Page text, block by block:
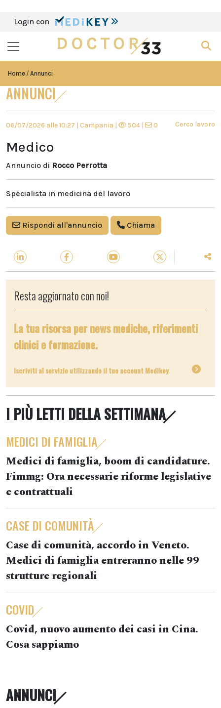
Login con
Home Annunci
ANNUNCI
06/07/2026 alle 10:27 | Campania | 504 | 0 Cerco lavoro
Medico
Annuncio di Rocco Perrotta
Specialista in medicina del lavoro
Rispondi all'annuncio Chiama
Resta aggiornato con noi!
La tua risorsa per news mediche, riferimenti
clinici e formazione.
Iscriviti al servizio utilizzando il tuo account Medikey
I PIÙ LETTI DELLA SETTIMANA
MEDICI DI FAMIGLIA
Medici di famiglia, boom di candidature.
Fimmg: Ora necessarie riforme legislative
e contrattuali
CASE DI COMUNITÀ
Case di comunità, accordo in Veneto.
Medici di famiglia entreranno nelle 99
strutture regionali
COVID
Covid, nuovo aumento dei casi in Cina.
Cosa sappiamo
ANNUNCI